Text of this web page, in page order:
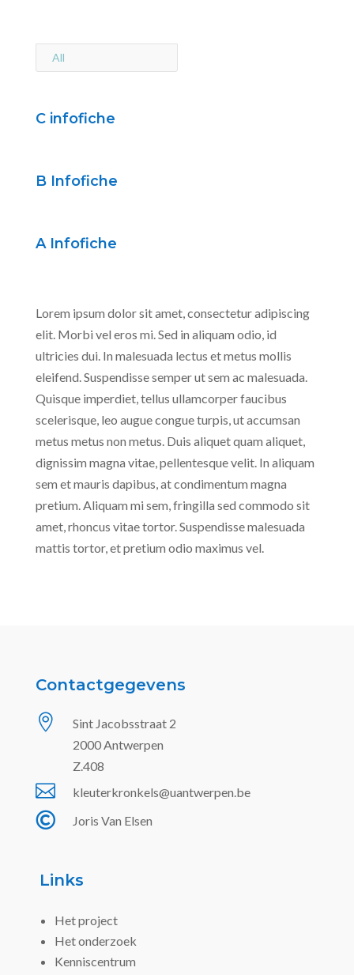
All
C infofiche
B Infofiche
A Infofiche
Lorem ipsum dolor sit amet, consectetur adipiscing
elit. Morbi vel eros mi. Sed in aliquam odio, id
ultricies dui. In malesuada lectus et metus mollis
eleifend. Suspendisse semper ut sem ac malesuada.
Quisque imperdiet, tellus ullamcorper faucibus
scelerisque, leo augue congue turpis, ut accumsan
metus metus non metus. Duis aliquet quam aliquet,
dignissim magna vitae, pellentesque velit. In aliquam
sem et mauris dapibus, at condimentum magna
pretium. Aliquam mi sem, fringilla sed commodo sit
amet, rhoncus vitae tortor. Suspendisse malesuada
mattis tortor, et pretium odio maximus vel.
Contactgegevens

Sint Jacobsstraat 2
2000 Antwerpen
Z.408
 kleuterkronkels@uantwerpen.be
 Joris Van Elsen
Links
Het project
Het onderzoek
Kenniscentrum